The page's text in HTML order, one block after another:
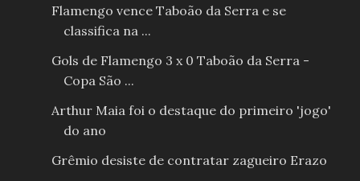
Flamengo vence Taboão da Serra e se
classifica na ...
Gols de Flamengo 3 x 0 Taboão da Serra -
Copa São ...
Arthur Maia foi o destaque do primeiro 'jogo'
do ano
Grêmio desiste de contratar zagueiro Erazo